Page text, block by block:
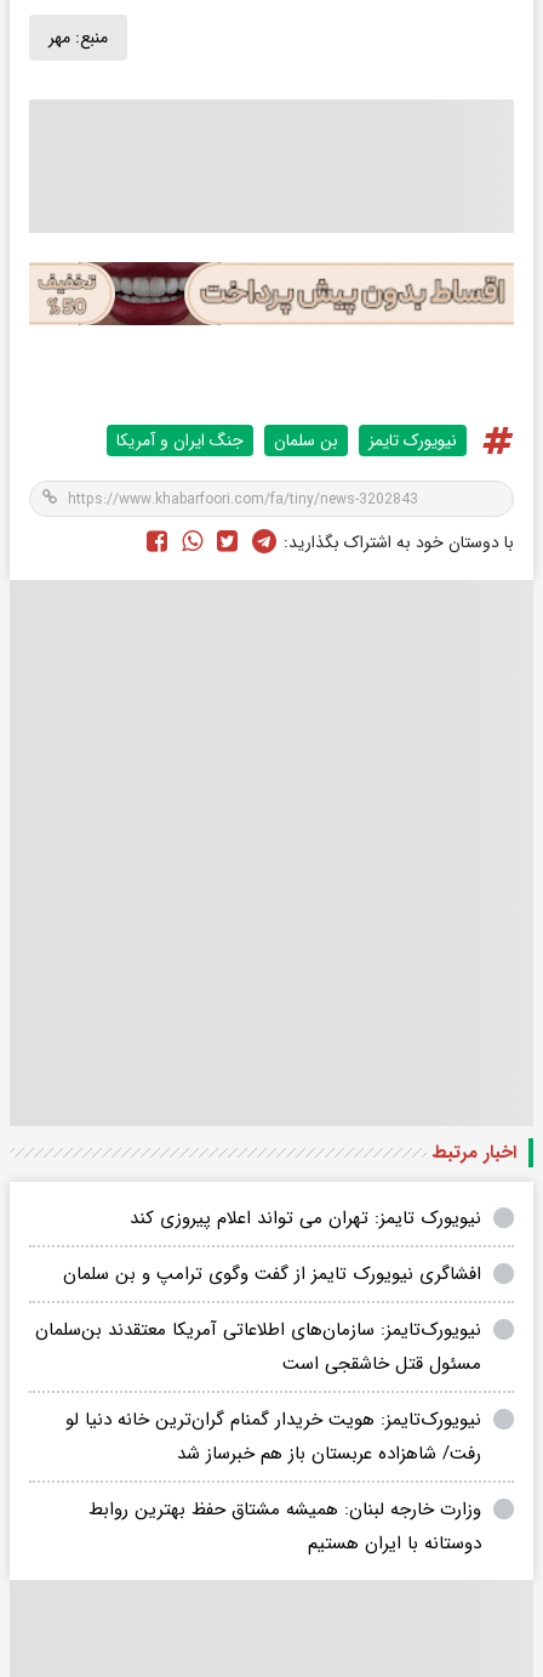
منبع: مهر
نیویورک تایمز بن سلمان جنگ ایران و آمریکا
با دوستان خود به اشتراک بگذارید:
اخبار مرتبط
نیویورک تایمز: تهران می تواند اعلام پیروزی کند
افشاگری نیویورک تایمز از گفت وگوی ترامپ و بن سلمان
نیویورک‌تایمز: سازمان‌های اطلاعاتی آمریکا معتقدند بن‌سلمان
مسئول قتل خاشقجی است
نیویورک‌تایمز: هویت خریدار گمنام گران‌ترین خانه دنیا لو
رفت/ شاهزاده عربستان باز هم خبرساز شد
وزارت خارجه لبنان: همیشه مشتاق حفظ بهترین روابط
دوستانه با ایران هستیم